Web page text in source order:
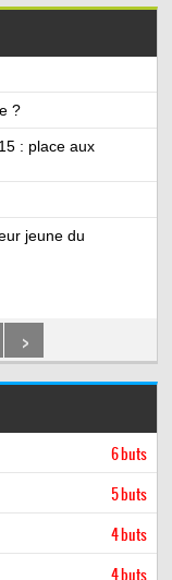
?
: place aux
jeune du
>
6 buts
5 buts
4 buts
4 buts